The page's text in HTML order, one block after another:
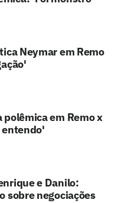
Neymar em Remo
polêmica em Remo x
entendo'
e Danilo:
sobre negociações